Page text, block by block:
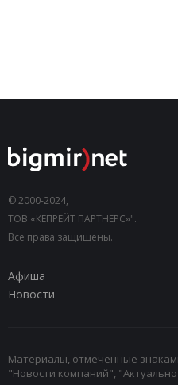
© 2000-2024,
ТОВ «КЕПРЕЙТ ПАРТНЕРС»".
Все права защищены.
Афиша
Новости
Материалы, отмеченные
"Новости компаний",